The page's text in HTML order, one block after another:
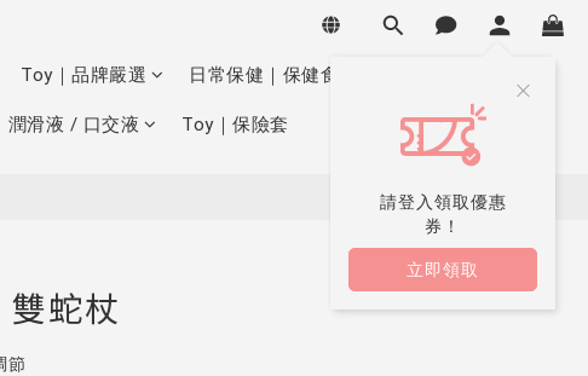
請登入領取優惠
券！
立即領取
Toy｜品牌嚴選 日常保健｜保健食品
潤滑液 / 口交液 Toy｜保險套
蛇杖
節
立即購買